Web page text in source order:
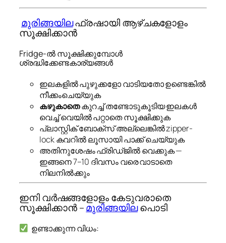
മുരിങ്ങയിലഫ്രഷായി ആഴ്ചകളോളം
സൂക്ഷിക്കാൻ
Fridge-ൽ സൂക്ഷിക്കുമ്പോൾ
ശ്രദ്ധിക്കേണ്ടകാര്യങ്ങൾ
ഇലകളിൽ പുഴുക്കളോ വാടിയതോ ഉണ്ടെങ്കിൽ
നീക്കംചെയ്യുക
കഴുകാതെകുറച്ച് തണ്ടോടുകൂടിയ ഇലകൾ
വെച്ച് വെയിൽ പറ്റാതെ സൂക്ഷിക്കുക
പ്ലാസ്റ്റിക് ബോക്സ് അല്ലെങ്കിൽ zipper-
lock കവറിൽ ലൂസായി പാക്ക് ചെയ്യുക
അതിനുശേഷം ഫ്രിഡ്ജിൽ വെക്കുക —
ഇങ്ങനെ 7–10 ദിവസം വരെ വാടാതെ
നിലനിൽക്കും
ഇനി വർഷങ്ങളോളം കേടുവരാതെ
സൂക്ഷിക്കാൻ –മുരിങ്ങയിലപൊടി
ഉണ്ടാക്കുന്ന വിധം: